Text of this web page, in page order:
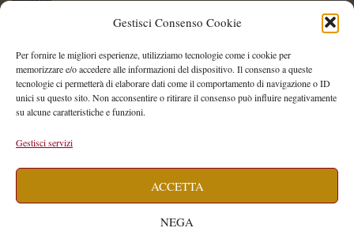
Gestisci Consenso Cookie
Per fornire le migliori esperienze, utilizziamo tecnologie come i cookie per
memorizzare e/o accedere alle informazioni del dispositivo. Il consenso a queste
tecnologie ci permetterà di elaborare dati come il comportamento di navigazione o ID
unici su questo sito. Non acconsentire o ritirare il consenso può influire negativamente
su alcune caratteristiche e funzioni.
Gestisci servizi
ACCETTA
NEGA
Di Spade e di Eroi – Storie di Lame Leggendarie